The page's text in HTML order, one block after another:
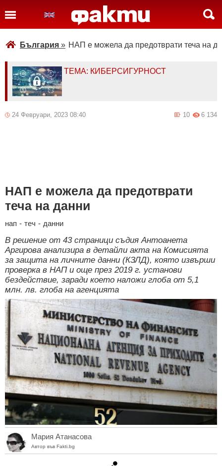
България » НАП е можела да предотврати теча на
ТЕМА: КИБЕРСИГУРНОСТ
24 Февруари, 2023 08:40 6 134
10
НАП е можела да предотврати
теча на данни
нап - теч - данни
В решение от 43 страници съдия Антоанета
Аргирова анализира в детайли акта на Комисията
за защита на личните данни (КЗЛД), която извърши
проверка в НАП и още през 2019 г. установи
бездействие, заради което наложи глоба от 5,1
млн. лв. глоба на агенцията
Мария Атанасова
Автор във Fakti.bg